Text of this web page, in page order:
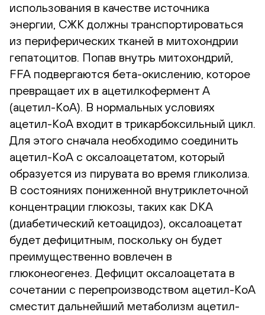
использования в качестве источника
энергии, СЖК должны транспортироваться
из периферических тканей в митохондрии
гепатоцитов. Попав внутрь митохондрий,
FFA подвергаются бета-окислению, которое
превращает их в ацетилкофермент A
(ацетил-КоА). В нормальных условиях
ацетил-КоА входит в трикарбоксильный цикл.
Для этого сначала необходимо соединить
ацетил-КоА с оксалоацетатом, который
образуется из пирувата во время гликолиза.
В состояниях пониженной внутриклеточной
концентрации глюкозы, таких как DKA
(диабетический кетоацидоз), оксалоацетат
будет дефицитным, поскольку он будет
преимущественно вовлечен в
глюконеогенез. Дефицит оксалоацетата в
сочетании с перепроизводством ацетил-КоА
сместит дальнейший метаболизм ацетил-